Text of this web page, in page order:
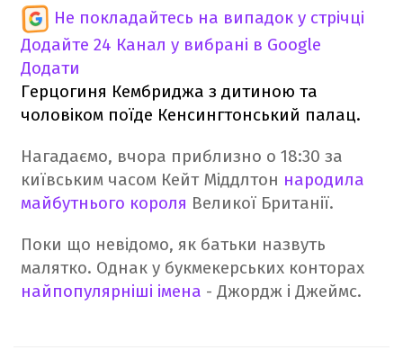
Не покладайтесь на випадок у стрічці
Додайте 24 Канал у вибрані в Google
Додати
Герцогиня Кембриджа з дитиною та
чоловіком поїде Кенсингтонський палац.
Нагадаємо, вчора приблизно о 18:30 за
київським часом Кейт Міддлтон народила
майбутнього короля Великої Британії.
Поки що невідомо, як батьки назвуть
малятко. Однак у букмекерських конторах
найпопулярніші імена - Джордж і Джеймс.